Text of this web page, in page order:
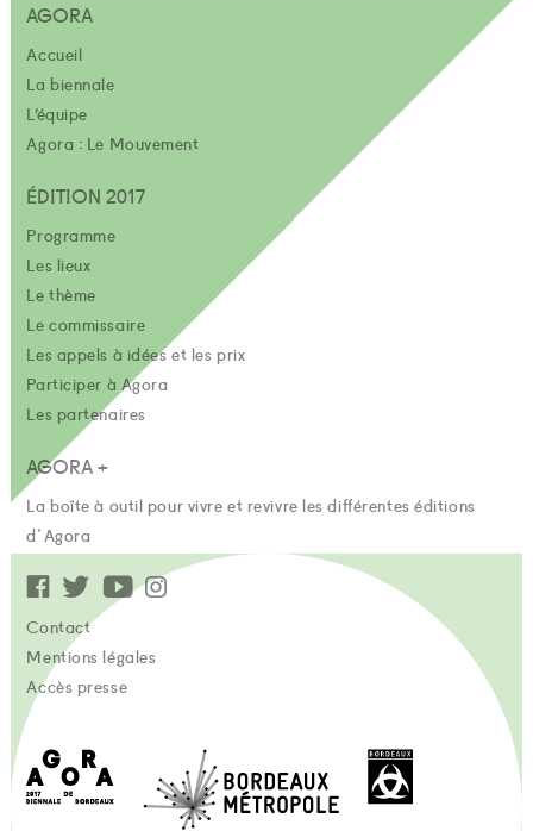
AGORA
Accueil
La biennale
L’équipe
Agora : Le Mouvement
ÉDITION 2017
Programme
Les lieux
Le thème
Le commissaire
Les appels à idées et les prix
Participer à Agora
Les partenaires
AGORA +
La boîte à outil pour vivre et revivre les différentes éditions
d'Agora
Contact
Mentions légales
Accès presse